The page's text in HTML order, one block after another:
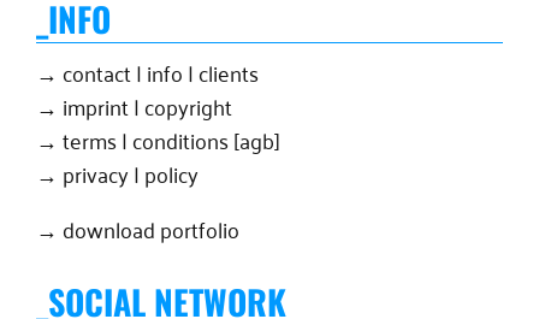
_INFO
→ contact | info | clients
→ imprint | copyright
→ terms | conditions [agb]
→ privacy | policy
→ download portfolio
_SOCIAL NETWORK